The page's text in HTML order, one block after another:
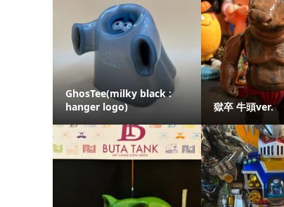
GhosTee(milky black :
hanger logo)
獄卒 牛頭ver.